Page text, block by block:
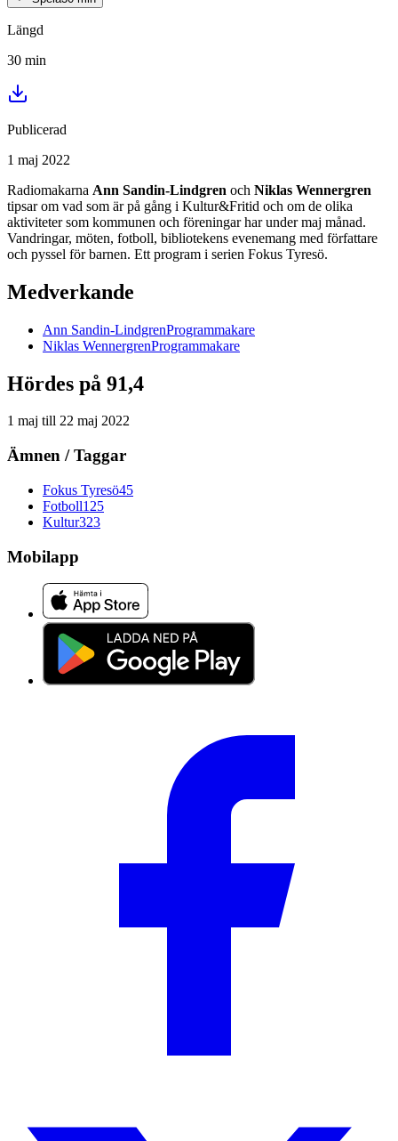
Längd
30 min
Publicerad
1 maj 2022
Radiomakarna Ann Sandin-Lindgren och Niklas Wennergren
tipsar om vad som är på gång i Kultur&Fritid och om de olika
aktiviteter som kommunen och föreningar har under maj månad.
Vandringar, möten, fotboll, bibliotekens evenemang med författare
och pyssel för barnen. Ett program i serien Fokus Tyresö.
Medverkande
Ann Sandin-LindgrenProgrammakare
Niklas WennergrenProgrammakare
Hördes på 91,4
1 maj till 22 maj 2022
Ämnen / Taggar
Fokus Tyresö45
Fotboll125
Kultur323
Mobilapp